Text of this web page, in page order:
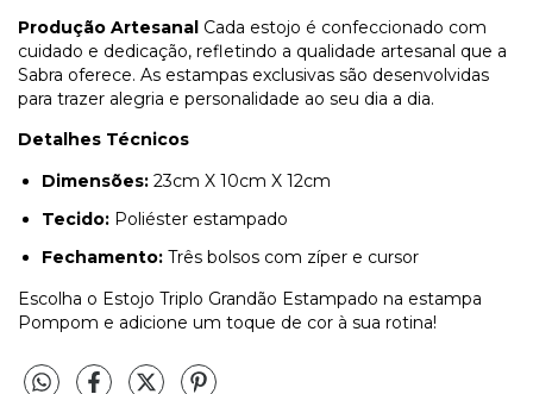
Produção Artesanal Cada estojo é confeccionado com
cuidado e dedicação, refletindo a qualidade artesanal que a
Sabra oferece. As estampas exclusivas são desenvolvidas
para trazer alegria e personalidade ao seu dia a dia.
Detalhes Técnicos
Dimensões: 23cm X 10cm X 12cm
Tecido: Poliéster estampado
Fechamento: Três bolsos com zíper e cursor
Escolha o Estojo Triplo Grandão Estampado na estampa
Pompom e adicione um toque de cor à sua rotina!